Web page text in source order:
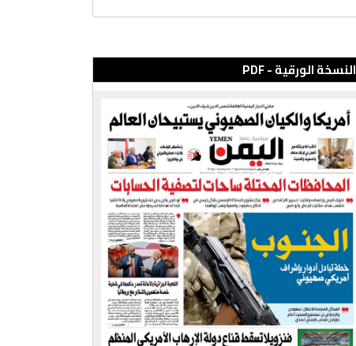
النسخة الورقية - PDF